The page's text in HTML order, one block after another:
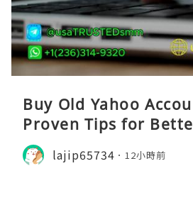
Buy Old Yahoo
Proven Tips for
lajip65734 12小時前